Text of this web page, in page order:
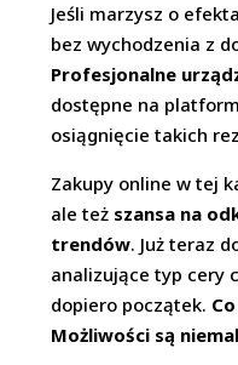
Jeśli marzysz o
bez wychodzenia z
Profesjonalne
dostępne na
osiągnięcie takich
Zakupy online w tej
ale też szansa na
trendów. Już teraz
analizujące typ cery
dopiero początek.
Możliwości są